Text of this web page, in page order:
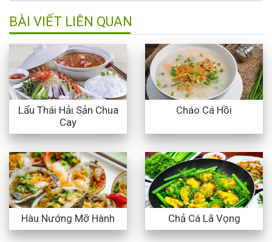
BÀI VIẾT LIÊN QUAN
Lẩu Thái Hải Sản Chua
Cay
Cháo Cá Hồi
Hàu Nướng Mỡ Hành Chả Cá Lã Vọng